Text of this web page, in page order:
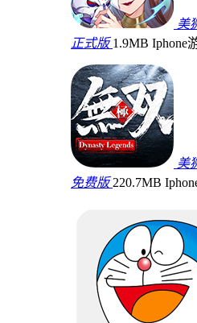
美
正式版 1.9MB Iphone
美
免费版 220.7MB